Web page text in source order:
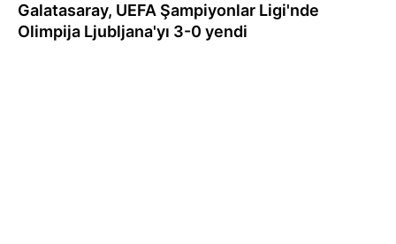
Galatasaray, UEFA Şampiyonlar Ligi'nde
Olimpija Ljubljana'yı 3-0 yendi